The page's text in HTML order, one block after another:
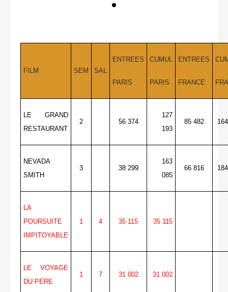
FILM SEM SAL
ENTREES
PARIS
CUMUL
PARIS
ENTREES
FRANCE
LE GRAND
RESTAURANT
2 56 374
127
193
85 482
NEVADA
SMITH
3 38 299
163
085
66 816
LA
POURSUITE
IMPITOYABLE
1 4 35 115 35 115
LE VOYAGE
DU PERE
1 7 31 002 31 002